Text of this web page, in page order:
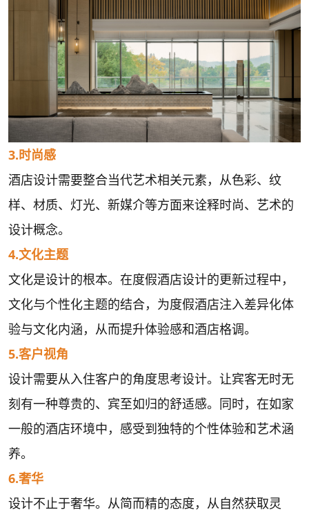
3.时尚感
酒店设计需要整合当代艺术相关元素，从色彩、纹
样、材质、灯光、新媒介等方面来诠释时尚、艺术的
设计概念。
4.文化主题
文化是设计的根本。在度假酒店设计的更新过程中，
文化与个性化主题的结合，为度假酒店注入差异化体
验与文化内涵，从而提升体验感和酒店格调。
5.客户视角
设计需要从入住客户的角度思考设计。让宾客无时无
刻有一种尊贵的、宾至如归的舒适感。同时，在如家
一般的酒店环境中，感受到独特的个性体验和艺术涵
养。
6.奢华
设计不止于奢华。从简而精的态度，从自然获取灵